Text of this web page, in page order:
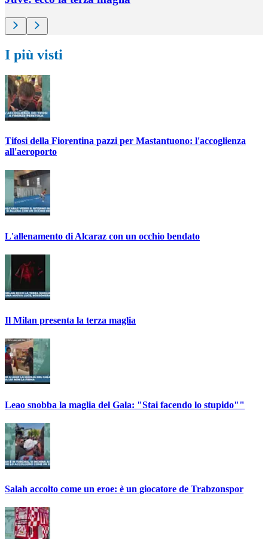
I più visti
Tifosi della Fiorentina pazzi per Mastantuono: l'accoglienza
all'aeroporto
L'allenamento di Alcaraz con un occhio bendato
Il Milan presenta la terza maglia
Leao snobba la maglia del Gala: "Stai facendo lo stupido""
Salah accolto come un eroe: è un giocatore de Trabzonspor